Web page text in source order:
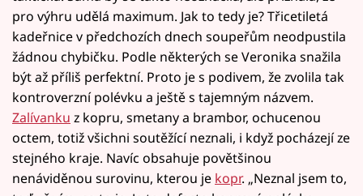
pro výhru udělá maximum. Jak to tedy je? Třicetiletá
kadeřnice v předchozích dnech soupeřům neodpustila
žádnou chybičku. Podle některých se Veronika snažila
být až příliš perfektní. Proto je s podivem, že zvolila tak
kontroverzní polévku a ještě s tajemným názvem.
Zalívanku z kopru, smetany a brambor, ochucenou
octem, totiž všichni soutěžící neznali, i když pocházejí ze
stejného kraje. Navíc obsahuje povětšinou
nenáviděnou surovinu, kterou je kopr. „Neznal jsem to,